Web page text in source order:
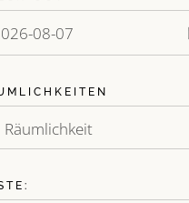
Räumlichkeit